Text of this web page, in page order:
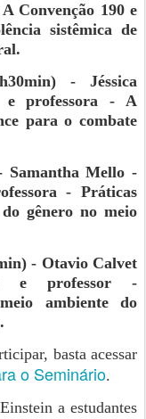
Convenção 190 e
sistêmica de
- Jéssica
e professora - A
para o combate
Mello -
- Práticas
gênero no meio
- Otavio Calvet
e professor -
ambiente do
basta acessar
o Seminário.
a estudantes